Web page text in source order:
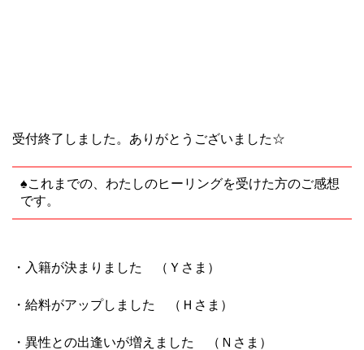
受付終了しました。ありがとうございました☆
♠これまでの、わたしのヒーリングを受けた方のご感想
です。
・入籍が決まりました （Ｙさま）
・給料がアップしました （Ｈさま）
・異性との出逢いが増えました （Ｎさま）